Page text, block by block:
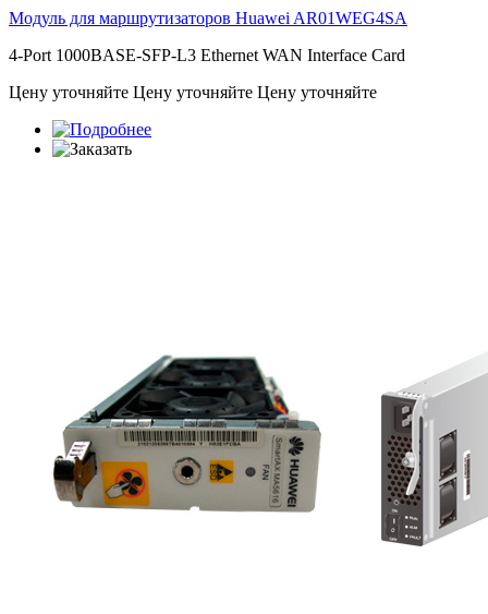
Модуль для маршрутизаторов Huawei AR01WEG4SA
4-Port 1000BASE-SFP-L3 Ethernet WAN Interface Card
Цену уточняйте Цену уточняйте Цену уточняйте